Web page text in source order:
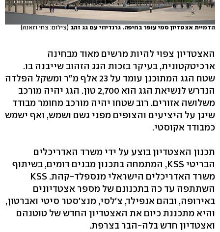
הדמיית אצטדיון סמי עופר בחיפה. גרנדיוזי עם גג זהב (צילום: צחי וזאנה)
האצטדיון צפוי להיות מרשים מאוד מבחינה
ארכיטקטונית, בעיקר בזכות הגג הזהוב שייבנה בו.
שטח הגג המתוכנן עומד על 23 אלף מ"ר ומשקל הפלדה
הנדרש לנשיאת הגג הוא 2,700 טון. הגג יהיה מורכב
משלושה אזורים. רוב שטחו יהיה מורכב מחומר מבודד
שיגן על היציעים והצופים מפני גשם ושמש, ואף ישמש
כמבודד אקוסטי.
תכנון האצטדיון בוצע על ידי משרד האדריכלים
הבריטי KSS, המתמחה בתכנון מבנים דומים, בשיתוף
משרד האדריכלים הישראלי מנספלד-קהת. KSS
השתתפה עד כה בתכנונם של מספר אצטדיונים
באירופה, ובהם אנפילד, צ'לסי, מנצ'סטר סיטי ואברטון,
והיא מתכננת כיום את האצטדיון החדש של טוטנהם
ואצטדיון חדש בלה-הבר בצרפת.